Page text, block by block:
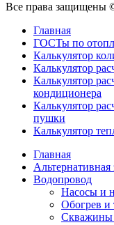
Все права защищены
Главная
ГОСТы по
Калькулятор
Калькулятор
Калькулятор
кондиционера
Калькулятор
пушки
Калькулятор
Главная
Альтернативная
Водопровод
Насосы и
Обогрев и
Скважины